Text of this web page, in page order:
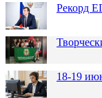
Рекорд
18-19